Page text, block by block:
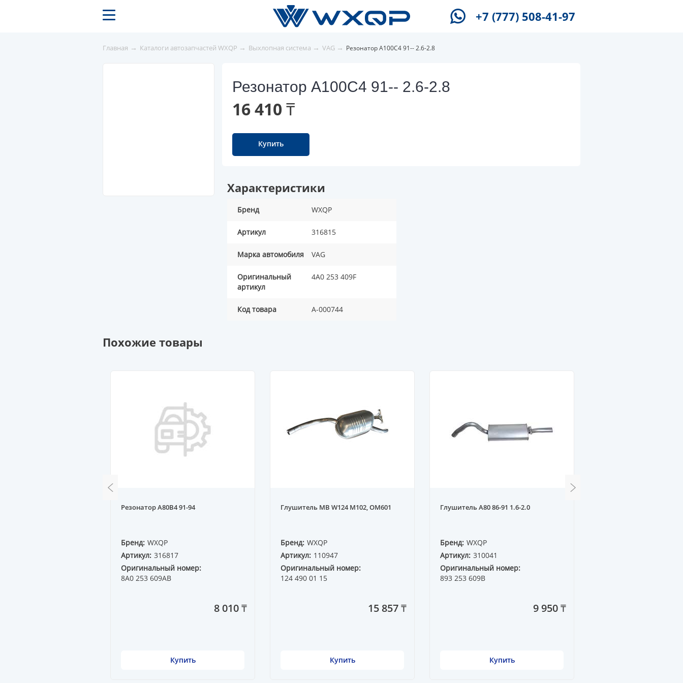
+7 (777) 508-41-97
Главная → Каталоги автозапчастей WXQP → Выхлопная система → VAG → Резонатор A100C4 91-- 2.6-2.8
Резонатор A100C4 91-- 2.6-2.8
16 410 ₸
Купить
Характеристики
Бренд WXQP
Артикул 316815
Марка автомобиля VAG
Оригинальный
артикул
4A0 253 409F
Код товара A-000744
Похожие товары
Резонатор A80B4 91-94
Бренд: WXQP
Артикул: 316817
Оригинальный номер:
8A0 253 609AB
8 010 ₸
Купить
Глушитель MB W124 M102, OM601
Бренд: WXQP
Артикул: 110947
Оригинальный номер:
124 490 01 15
15 857 ₸
Купить
Глушитель A80 86-91 1.6-2.0
Бренд: WXQP
Артикул: 310041
Оригинальный номер:
893 253 609B
9 950 ₸
Купить